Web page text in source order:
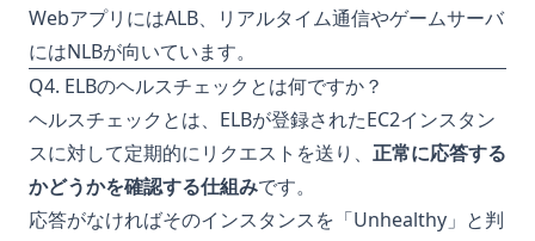
WebアプリにはALB、リアルタイム通信やゲームサーバ
にはNLBが向いています。
Q4. ELBのヘルスチェックとは何ですか？
ヘルスチェックとは、ELBが登録されたEC2インスタン
スに対して定期的にリクエストを送り、 正常に応答する
かどうかを確認する仕組みです。
応答がなければそのインスタンスを「Unhealthy」と判